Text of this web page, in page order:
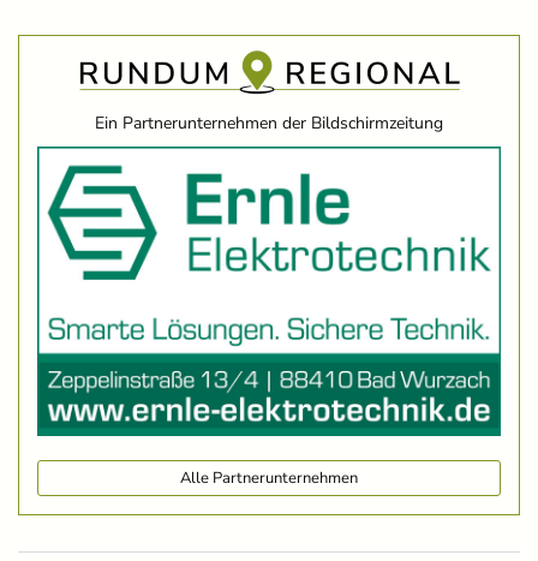
Ein Partnerunternehmen der Bildschirmzeitung
Alle Partnerunternehmen